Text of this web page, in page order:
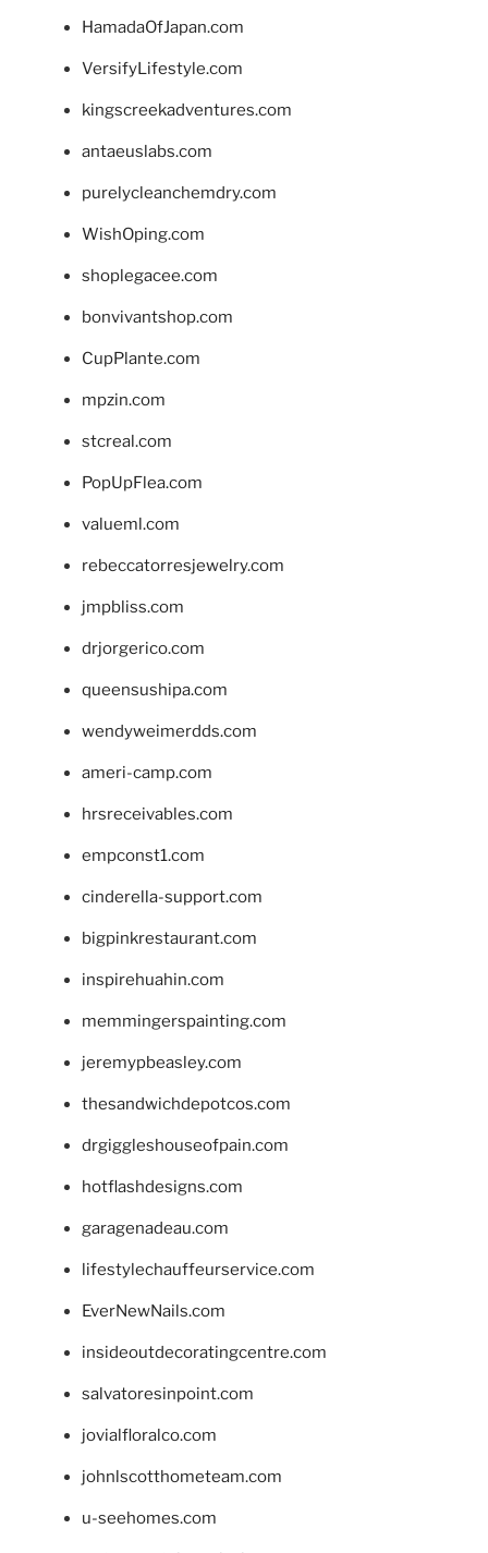
HamadaOfJapan.com
VersifyLifestyle.com
kingscreekadventures.com
antaeuslabs.com
purelycleanchemdry.com
WishOping.com
shoplegacee.com
bonvivantshop.com
CupPlante.com
mpzin.com
stcreal.com
PopUpFlea.com
valueml.com
rebeccatorresjewelry.com
jmpbliss.com
drjorgerico.com
queensushipa.com
wendyweimerdds.com
ameri-camp.com
hrsreceivables.com
empconst1.com
cinderella-support.com
bigpinkrestaurant.com
inspirehuahin.com
memmingerspainting.com
jeremypbeasley.com
thesandwichdepotcos.com
drgiggleshouseofpain.com
hotflashdesigns.com
garagenadeau.com
lifestylechauffeurservice.com
EverNewNails.com
insideoutdecoratingcentre.com
salvatoresinpoint.com
jovialfloralco.com
johnlscotthometeam.com
u-seehomes.com